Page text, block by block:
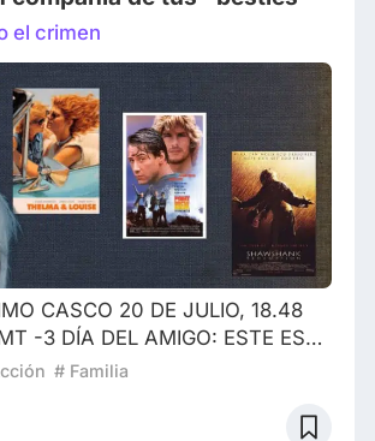
el crimen
CASCO 20 DE JULIO, 18.48
-3 DÍA DEL AMIGO: ESTE ES
VER EN COMPAÑIA DE TUS
Neil Armstrong
# Familia